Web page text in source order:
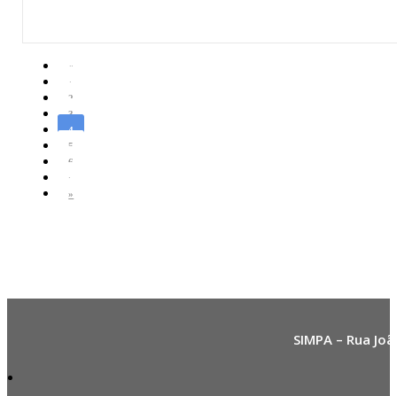
«
‹
2
3
4
5
6
›
»
SIMPA – Rua